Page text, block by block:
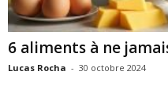
6 aliments à ne
Lucas Rocha - 30 octobre 2024